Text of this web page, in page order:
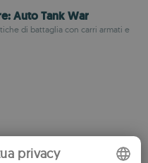
Auto Tank War
di battaglia con carri armati e
privacy